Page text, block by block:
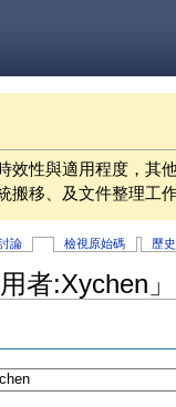
效性與適用程度，其
搬移、及文件整理工
論 檢視原始碼 歷
者:Xychen